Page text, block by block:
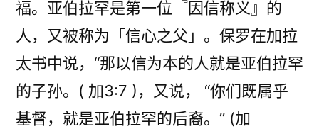
福。亚伯拉罕是第一位『因信称义』的
人，又被称为「信心之父」。保罗在加拉
太书中说，“那以信为本的人就是亚伯拉罕
的子孙。( 加3:7 )，又说， “你们既属乎
基督，就是亚伯拉罕的后裔。” (加